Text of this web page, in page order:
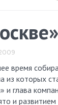
из которых
и глава
и